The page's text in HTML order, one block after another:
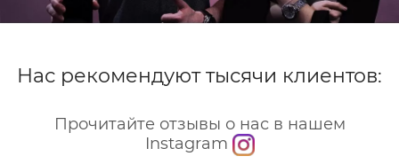
Нас рекомендуют тысячи клиентов:
Прочитайте отзывы о нас в нашем
Instagram